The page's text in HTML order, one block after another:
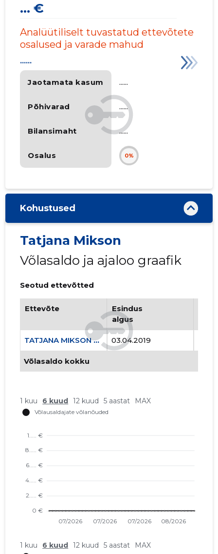
... €
Analüütiliselt tuvastatud ettevõtete
osalused ja varade mahud
Jaotamata kasum
Põhivarad
Bilansimaht
Osalus
......
......
......
......
0%
Kohustused
Tatjana Mikson
Võlasaldo ja ajaloo graafik
Seotud ettevõtted
Ettevõte
Esindus
algus
TATJANA MIKSON FIE 03.04.2019
Võlasaldo kokku
1 kuu 6 kuud 12 kuud 5 aastat MAX
1 kuu 6 kuud 12 kuud 5 aastat MAX